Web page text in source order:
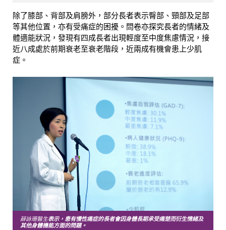
除了膝部、背部及肩膀外，部分長者表示臀部、頸部及足部
等其他位置，亦有受痛症的困擾。問卷亦探究長者的情緒及
體適能狀況，發現有四成長者出現輕度至中度焦慮情況，接
近八成處於前期衰老至衰老階段，近兩成有機會患上少肌
症。
薛詠珊醫生表示，患有慢性痛症的長者會因身體長期承受痛楚而衍生情緒及
其他身體機能方面的問題。